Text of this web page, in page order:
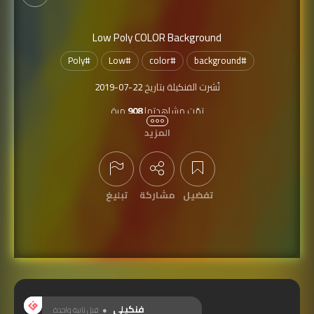
Low Poly COLOR Background
#
background
#
color
#
Low
#
Poly
نُشرت الفنكيلة بتاريخ2019-07-22
تمّت مشاهدتها908 مرة
المزيد
تفضيل مشاركة تبليغ
فنكيلي قبل ثانية واحدة